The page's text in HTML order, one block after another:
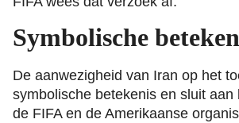
Symbolische
De aanwezigheid van Iran op het
symbolische betekenis en sluit aan
de FIFA en de Amerikaanse